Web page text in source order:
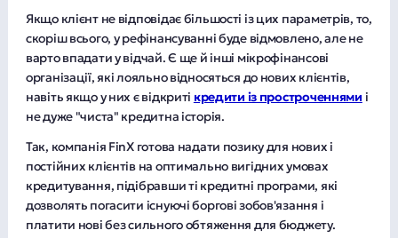
Якщо клієнт не відповідає більшості із цих параметрів, то,
скоріш всього, у рефінансуванні буде відмовлено, але не
варто впадати у відчай. Є ще й інші мікрофінансові
організації, які лояльно відносяться до нових клієнтів,
навіть якщо у них є відкриті кредити із простроченнями і
не дуже "чиста" кредитна історія.
Так, компанія FinX готова надати позику для нових і
постійних клієнтів на оптимально вигідних умовах
кредитування, підібравши ті кредитні програми, які
дозволять погасити існуючі боргові зобов'язання і
платити нові без сильного обтяження для бюджету.